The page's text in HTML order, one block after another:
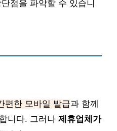
점을 파악할 수 있습니
편한 모바일 발급과 함께
니다. 그러나 제휴업체가